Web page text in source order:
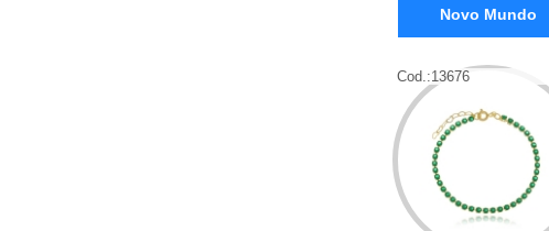
Novo Mundo
Cod.:13676